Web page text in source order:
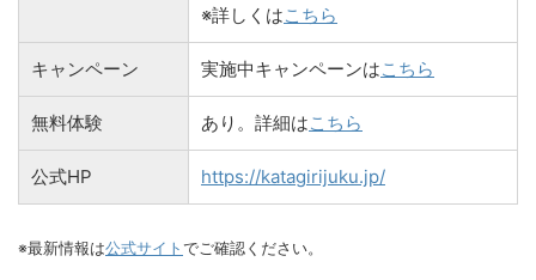
※詳しくはこちら
キャンペーン 実施中キャンペーンはこちら
無料体験 あり。詳細はこちら
公式HP https://katagirijuku.jp/
※最新情報は公式サイト でご確認ください。